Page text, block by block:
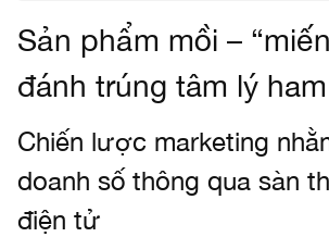
Sản phẩm mồi –
đánh trúng tâm lý
Chiến lược marketing
doanh số thông qua sàn
điện tử